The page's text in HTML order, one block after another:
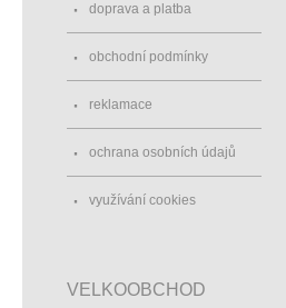
doprava a platba
obchodní podmínky
reklamace
ochrana osobních údajů
využívání cookies
VELKOOBCHOD